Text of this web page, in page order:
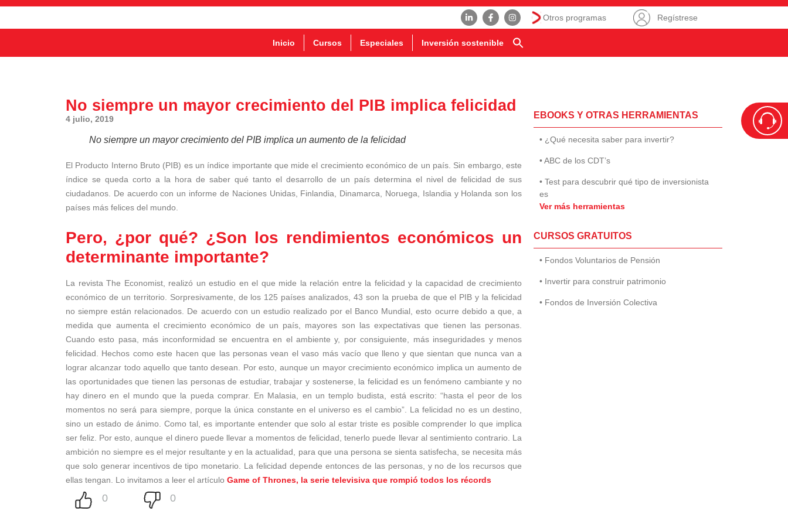
Otros programas Regístrese
Inicio Cursos Especiales Inversión sostenible
No siempre un mayor crecimiento del PIB implica felicidad
4 julio, 2019
No siempre un mayor crecimiento del PIB implica un aumento de la felicidad
El Producto Interno Bruto (PIB) es un índice importante que mide el crecimiento económico de un país. Sin embargo, este
índice se queda corto a la hora de saber qué tanto el desarrollo de un país determina el nivel de felicidad de sus
ciudadanos. De acuerdo con un informe de Naciones Unidas, Finlandia, Dinamarca, Noruega, Islandia y Holanda son los
países más felices del mundo.
Pero, ¿por qué? ¿Son los rendimientos económicos un
determinante importante?
La revista The Economist, realizó un estudio en el que mide la relación entre la felicidad y la capacidad de crecimiento
económico de un territorio. Sorpresivamente, de los 125 países analizados, 43 son la prueba de que el PIB y la felicidad
no siempre están relacionados. De acuerdo con un estudio realizado por el Banco Mundial, esto ocurre debido a que, a
medida que aumenta el crecimiento económico de un país, mayores son las expectativas que tienen las personas.
Cuando esto pasa, más inconformidad se encuentra en el ambiente y, por consiguiente, más inseguridades y menos
felicidad. Hechos como este hacen que las personas vean el vaso más vacío que lleno y que sientan que nunca van a
lograr alcanzar todo aquello que tanto desean. Por esto, aunque un mayor crecimiento económico implica un aumento de
las oportunidades que tienen las personas de estudiar, trabajar y sostenerse, la felicidad es un fenómeno cambiante y no
hay dinero en el mundo que la pueda comprar. En Malasia, en un templo budista, está escrito: “hasta el peor de los
momentos no será para siempre, porque la única constante en el universo es el cambio”. La felicidad no es un destino,
sino un estado de ánimo. Como tal, es importante entender que solo al estar triste es posible comprender lo que implica
ser feliz. Por esto, aunque el dinero puede llevar a momentos de felicidad, tenerlo puede llevar al sentimiento contrario. La
ambición no siempre es el mejor resultante y en la actualidad, para que una persona se sienta satisfecha, se necesita más
que solo generar incentivos de tipo monetario. La felicidad depende entonces de las personas, y no de los recursos que
ellas tengan. Lo invitamos a leer el artículo Game of Thrones, la serie televisiva que rompió todos los récords
EBOOKS Y OTRAS HERRAMIENTAS
• ¿Qué necesita saber para invertir?
• ABC de los CDT’s
• Test para descubrir qué tipo de inversionista
es
Ver más herramientas
CURSOS GRATUITOS
• Fondos Voluntarios de Pensión
• Invertir para construir patrimonio
• Fondos de Inversión Colectiva